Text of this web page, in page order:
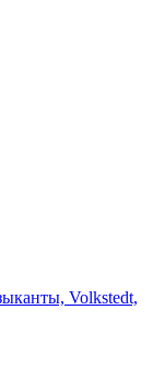
Volkstedt,